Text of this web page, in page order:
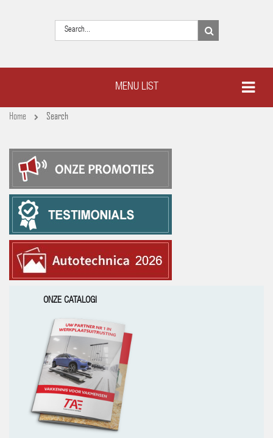
MENU LIST
Home Search
ONZE CATALOGI